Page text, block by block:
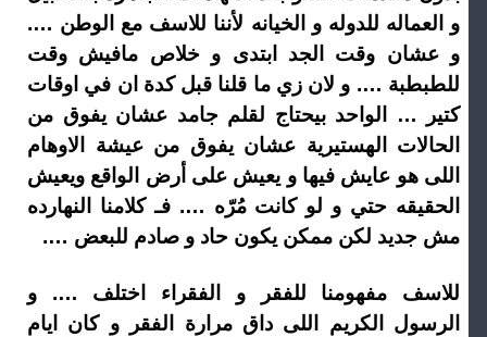
و العماله للدوله و الخيانه لأننا للاسف مع الوطن ….
و عشان وقت الجد ابتدى و خلاص مافيش وقت
للطبطبة …. و لان زي ما قلنا قبل كدة ان في اوقات
كتير … الواحد بيحتاج لقلم جامد عشان يفوق من
الحالات الهستيرية عشان يفوق من عيشة الاوهام
اللى هو عايش فيها و يعيش على أرض الواقع ويعيش
الحقيقه حتي و لو كانت مُرّه …. فـ كلامنا النهارده
مش جديد لكن ممكن يكون حاد و صادم للبعض ….
للاسف مفهومنا للفقر و الفقراء اختلف …. و
الرسول الكريم اللى داق مرارة الفقر و كان ايام